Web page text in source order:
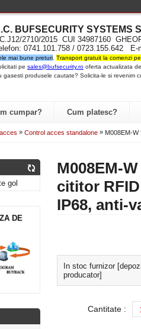
BUFSECURITY SYSTEMS
2710/2015 CUI 34987160
0741.101.758 / 0723.155.642
mai bune preturi Transport gratuit la comenzi
pe sales@bufsecurity.ro oferta actualizata
gasesti produsele cautate? Solicita-le si revenim
cumpar? Cum platesc?
» Control acces standalone » M008EM-
M008EM-
cititor
IP68, anti-
In stoc furnizor
producator]
Cantitate :
gol
DE